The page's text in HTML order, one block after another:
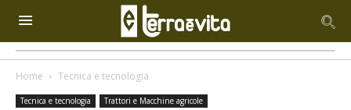
Home Tecnica e tecnologia
Tecnica e tecnologia Trattori e Macchine agricole